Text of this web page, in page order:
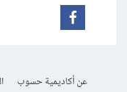
عن أكاديمية حسوب